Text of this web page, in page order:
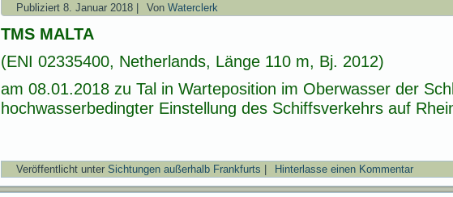
Publiziert 8. Januar 2018 Von Waterclerk
TMS MALTA
(ENI 02335400, Netherlands, Länge 110 m, Bj. 2012)
am 08.01.2018 zu Tal in Warteposition im Oberwasser der
hochwasserbedingter Einstellung des Schiffsverkehrs auf
Veröffentlicht unter Sichtungen außerhalb Frankfurts Hinterlasse einen Kommentar